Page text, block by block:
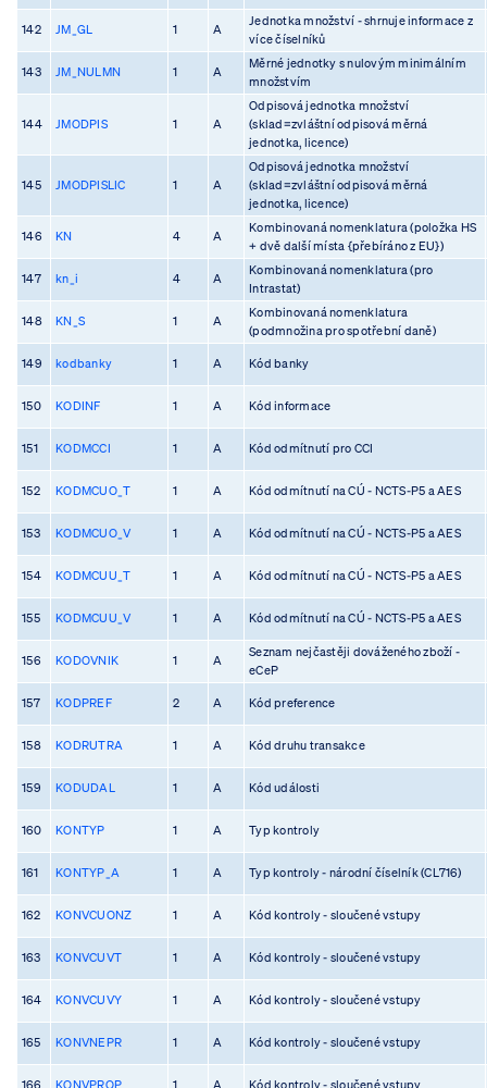
142 JM_GL 1 A
Jednotka množství - shrnuje informace z
více číselníků
143 JM_NULMN 1 A
Měrné jednotky s nulovým minimálním
množstvím
144 JMODPIS 1 A
Odpisová jednotka množství
(sklad=zvláštní odpisová měrná
jednotka, licence)
145 JMODPISLIC 1 A
Odpisová jednotka množství
(sklad=zvláštní odpisová měrná
jednotka, licence)
146 KN 4 A
Kombinovaná nomenklatura (položka HS
+ dvě další místa {přebíráno z EU})
147 kn_i 4 A
Kombinovaná nomenklatura (pro
Intrastat)
148 KN_S 1 A
Kombinovaná nomenklatura
(podmnožina pro spotřební daně)
149 kodbanky 1 A Kód banky
150 KODINF 1 A Kód informace
151 KODMCCI 1 A Kód odmítnutí pro CCI
152 KODMCUO_T 1 A Kód odmítnutí na CÚ - NCTS-P5 a AES
153 KODMCUO_V 1 A Kód odmítnutí na CÚ - NCTS-P5 a AES
154 KODMCUU_T 1 A Kód odmítnutí na CÚ - NCTS-P5 a AES
155 KODMCUU_V 1 A Kód odmítnutí na CÚ - NCTS-P5 a AES
156 KODOVNIK 1 A
Seznam nejčastěji dováženého zboží -
eCeP
157 KODPREF 2 A Kód preference
158 KODRUTRA 1 A Kód druhu transakce
159 KODUDAL 1 A Kód události
160 KONTYP 1 A Typ kontroly
161 KONTYP_A 1 A Typ kontroly - národní číselník (CL716)
162 KONVCUONZ 1 A Kód kontroly - sloučené vstupy
163 KONVCUVT 1 A Kód kontroly - sloučené vstupy
164 KONVCUVY 1 A Kód kontroly - sloučené vstupy
165 KONVNEPR 1 A Kód kontroly - sloučené vstupy
166 KONVPROP 1 A Kód kontroly - sloučené vstupy